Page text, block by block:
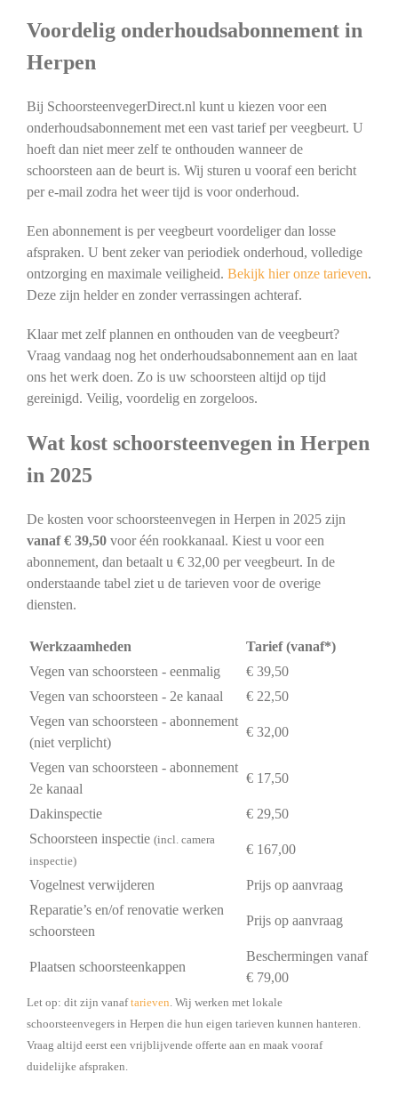
Voordelig onderhoudsabonnement in
Herpen
Bij SchoorsteenvegerDirect.nl kunt u kiezen voor een
onderhoudsabonnement met een vast tarief per veegbeurt. U
hoeft dan niet meer zelf te onthouden wanneer de
schoorsteen aan de beurt is. Wij sturen u vooraf een bericht
per e-mail zodra het weer tijd is voor onderhoud.
Een abonnement is per veegbeurt voordeliger dan losse
afspraken. U bent zeker van periodiek onderhoud, volledige
ontzorging en maximale veiligheid. Bekijk hier onze tarieven.
Deze zijn helder en zonder verrassingen achteraf.
Klaar met zelf plannen en onthouden van de veegbeurt?
Vraag vandaag nog het onderhoudsabonnement aan en laat
ons het werk doen. Zo is uw schoorsteen altijd op tijd
gereinigd. Veilig, voordelig en zorgeloos.
Wat kost schoorsteenvegen in Herpen
in 2025
De kosten voor schoorsteenvegen in Herpen in 2025 zijn
vanaf € 39,50voor één rookkanaal. Kiest u voor een
abonnement, dan betaalt u € 32,00 per veegbeurt. In de
onderstaande tabel ziet u de tarieven voor de overige
diensten.
Werkzaamheden
Tarief (vanaf*)
Vegen van schoorsteen - eenmalig
€ 39,50
Vegen van schoorsteen - 2e kanaal
€ 22,50
Vegen van schoorsteen - abonnement
(niet verplicht)
€ 32,00
Vegen van schoorsteen - abonnement
2e kanaal
€ 17,50
Dakinspectie
€ 29,50
Schoorsteen inspectie (incl. camera
inspectie)
€ 167,00
Vogelnest verwijderen
Prijs op aanvraag
Reparatie’s en/of renovatie werken
schoorsteen
Prijs op aanvraag
Plaatsen schoorsteenkappen
Beschermingen vanaf
€ 79,00
Let op: dit zijn vanaftarieven . Wij werken met lokale
schoorsteenvegers in Herpen die hun eigen tarieven kunnen hanteren.
Vraag altijd eerst een vrijblijvende offerte aan en maak vooraf
duidelijke afspraken.